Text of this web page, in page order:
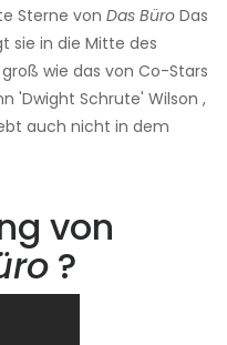
Sterne von Das Büro Das
sie in die Mitte des
wie das von Co-Stars
'Dwight Schrute' Wilson ,
auch nicht in dem
von
?